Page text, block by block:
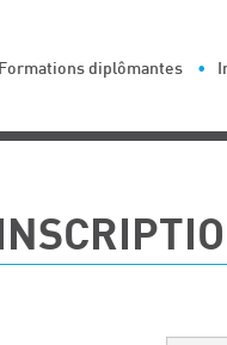
Formations diplômantes